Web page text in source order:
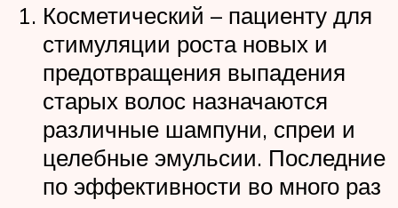
Косметический – пациенту для
стимуляции роста новых и
предотвращения выпадения
старых волос назначаются
различные шампуни, спреи и
целебные эмульсии. Последние
по эффективности во много раз